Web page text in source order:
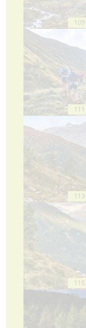
109
111
113
115